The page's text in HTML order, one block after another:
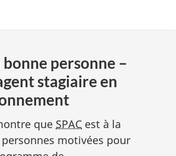
bonne personne –
stagiaire en
que SPAC est à la
motivées pour